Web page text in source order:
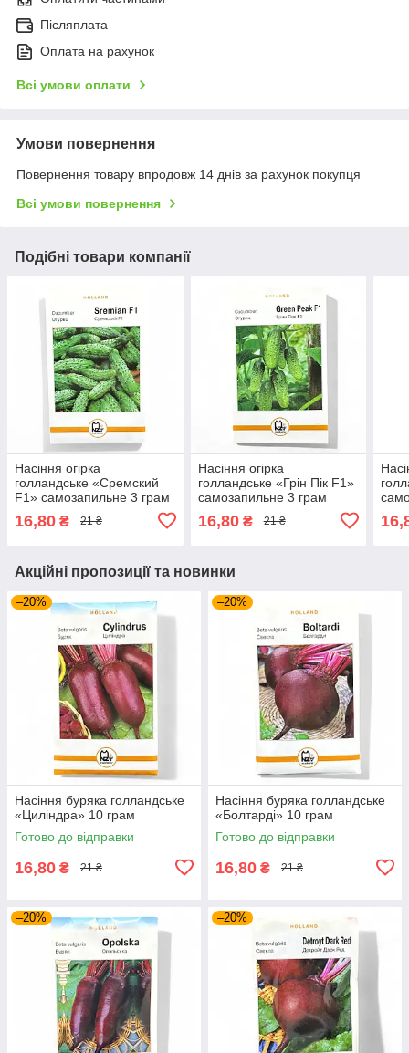
Післяплата
Оплата на рахунок
Всі умови оплати
Умови повернення
Повернення товару впродовж 14 днів за рахунок покупця
Всі умови повернення
Подібні товари компанії
Насіння огірка
голландське «Сремский
F1» самозапильне 3 грам
16,80 ₴ 21 ₴
Насіння огірка
голландське «Грін Пік F1»
самозапильне 3 грам
16,80₴ 21 ₴
Акційні пропозиції та новинки
–20%
Насіння буряка голландське
«Циліндра» 10 грам
Готово до відправки
16,80 ₴ 21 ₴
–20%
Насіння буряка голландське
«Болтарді» 10 грам
Готово до відправки
16,80 ₴ 21 ₴
–20% –20%